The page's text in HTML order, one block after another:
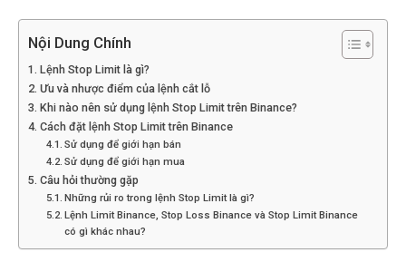
Nội Dung Chính
Lệnh Stop Limit là gì?
Ưu và nhược điểm của lệnh cắt lỗ
Khi nào nên sử dụng lệnh Stop Limit trên Binance?
Cách đặt lệnh Stop Limit trên Binance
Sử dụng để giới hạn bán
Sử dụng để giới hạn mua
Câu hỏi thường gặp
Những rủi ro trong lệnh Stop Limit là gì?
Lệnh Limit Binance, Stop Loss Binance và Stop Limit Binance
có gì khác nhau?